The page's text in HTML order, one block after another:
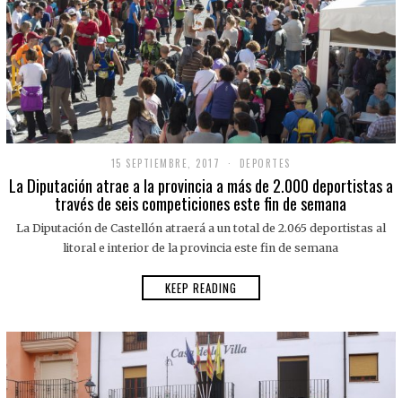
15 SEPTIEMBRE, 2017 DEPORTES
La Diputación atrae a la provincia a más de 2.000 deportistas a
través de seis competiciones este fin de semana
La Diputación de Castellón atraerá a un total de 2.065 deportistas al
litoral e interior de la provincia este fin de semana
KEEP READING